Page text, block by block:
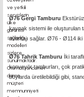
Ø76 Gergi Tamburu
kaynak sistemi ile oluşturulan
avantajı sağlar. Ø76 - Ø114 iki
Ø76 Tahrik Tamburu İki
konveyör tamburları, çok
boylarda üretilebildiği gibi,